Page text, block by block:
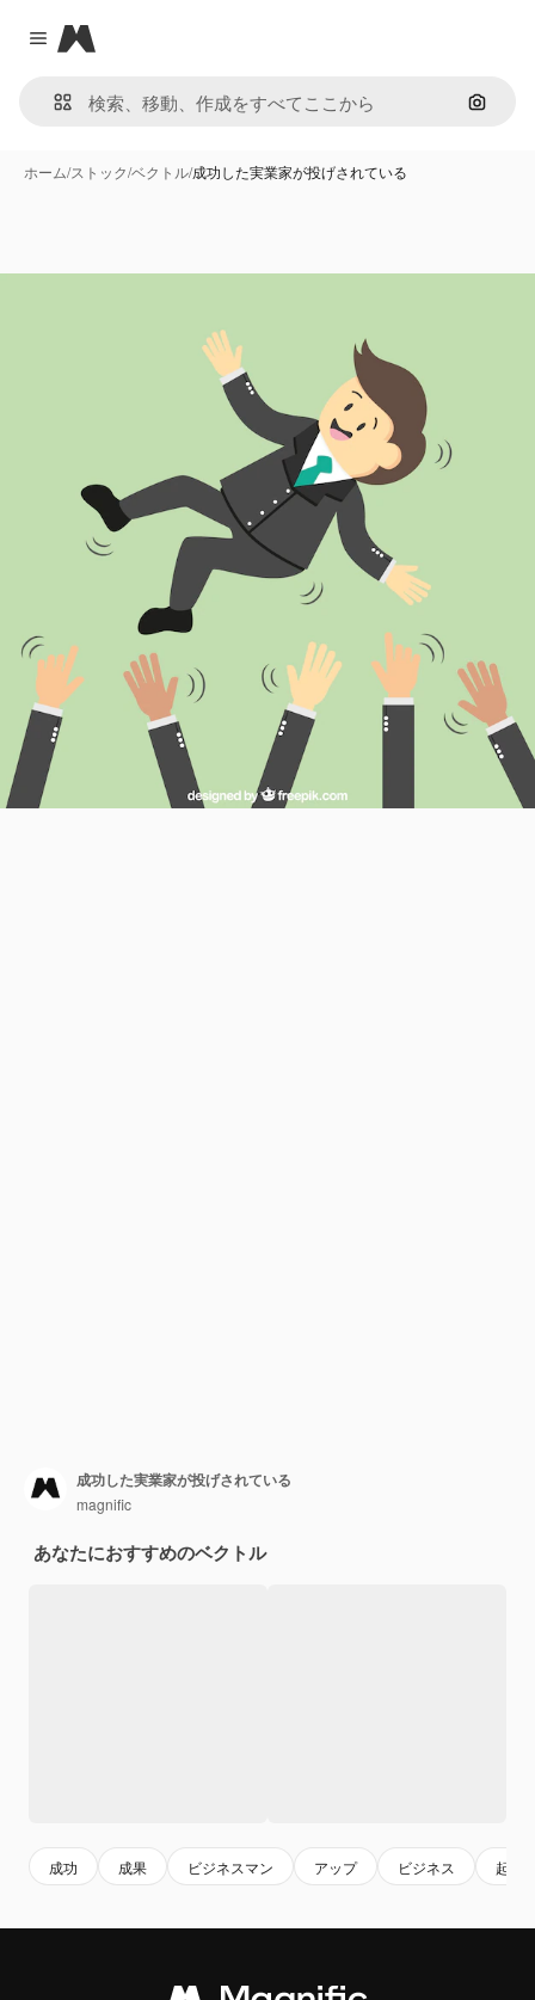
Close menu
Magnific
画像で
ホーム/ストック/ベクトル/成功した実業家が投げされている
成功した実業家が投げされている
magnific
あなたにおすすめのベクトル
成功 成果 ビジネスマン アップ ビジネス 起業